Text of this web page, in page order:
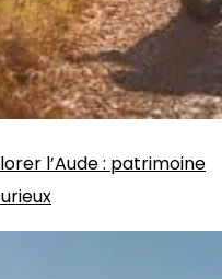
l’Aude : patrimoine